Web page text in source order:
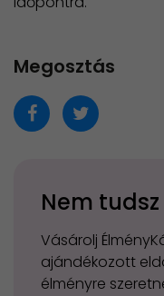
Megosztás
Nem
Vásárolj
ajándékozott
élményre